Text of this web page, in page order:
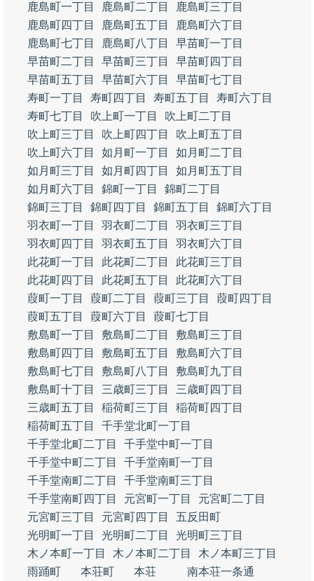
鹿島町一丁目
鹿島町二丁目
鹿島町三丁目
鹿島町四丁目
鹿島町五丁目
鹿島町六丁目
鹿島町七丁目
鹿島町八丁目
早苗町一丁目
早苗町二丁目
早苗町三丁目
早苗町四丁目
早苗町五丁目
早苗町六丁目
早苗町七丁目
寿町一丁目
寿町四丁目 寿町五丁目
寿町六丁目
寿町七丁目
吹上町一丁目
吹上町二丁目
吹上町三丁目
吹上町四丁目
吹上町五丁目
吹上町六丁目
如月町一丁目
如月町二丁目
如月町三丁目
如月町四丁目
如月町五丁目
如月町六丁目
錦町一丁目
錦町二丁目
錦町三丁目
錦町四丁目 錦町五丁目
錦町六丁目
羽衣町一丁目
羽衣町二丁目
羽衣町三丁目
羽衣町四丁目
羽衣町五丁目
羽衣町六丁目
此花町一丁目
此花町二丁目
此花町三丁目
此花町四丁目
此花町五丁目
此花町六丁目
葭町一丁目
葭町二丁目 葭町三丁目
葭町四丁目
葭町五丁目
葭町六丁目
葭町七丁目
敷島町一丁目
敷島町二丁目
敷島町三丁目
敷島町四丁目
敷島町五丁目
敷島町六丁目
敷島町七丁目
敷島町八丁目
敷島町九丁目
敷島町十丁目
三歳町三丁目
三歳町四丁目
三歳町五丁目
稲荷町三丁目
稲荷町四丁目
稲荷町五丁目
千手堂北町一丁目
千手堂北町二丁目
千手堂中町一丁目
千手堂中町二丁目
千手堂南町一丁目
千手堂南町二丁目
千手堂南町三丁目
千手堂南町四丁目
元宮町一丁目
元宮町二丁目
元宮町三丁目
元宮町四丁目
五反田町
光明町一丁目
光明町二丁目
光明町三丁目
木ノ本町一丁目
木ノ本町二丁目
木ノ本町三丁目
雨踊町
本荘町 本荘 南本荘一条通